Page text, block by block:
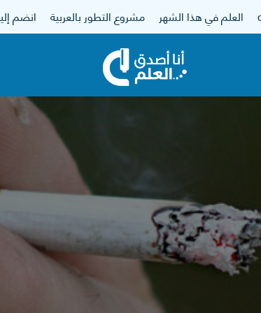
العلم في هذا الشهر مشروع التطور بالعربية انضم